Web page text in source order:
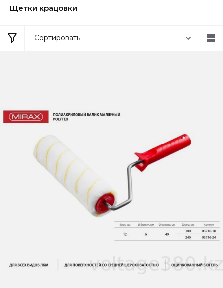
Щетки крацовки
Сортировать